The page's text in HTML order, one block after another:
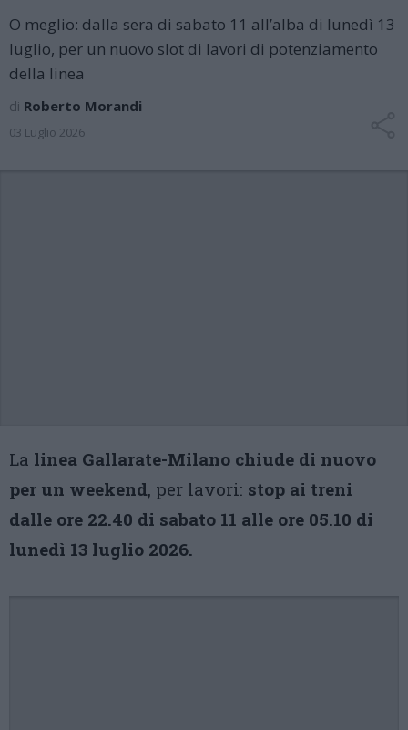
O meglio: dalla sera di sabato 11 all’alba di lunedì 13
luglio, per un nuovo slot di lavori di potenziamento
della linea
di Roberto Morandi
03 Luglio 2026
La linea Gallarate-Milano chiude di nuovo
per un weekend, per lavori: stop ai treni
dalle ore 22.40 di sabato 11 alle ore 05.10 di
lunedì 13 luglio 2026.